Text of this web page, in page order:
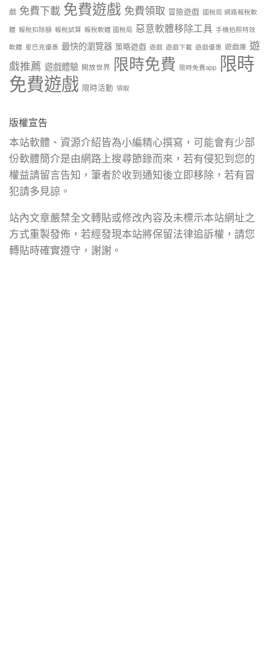
戲 免費下載 免費遊戲 免費領取 冒險遊戲 國稅局 網路報稅軟
體 報稅扣除額 報稅試算 報稅軟體 國稅局 惡意軟體移除工具 手機拍照特效
軟體 星巴克優惠 最快的瀏覽器 策略遊戲 遊戲 遊戲下載 遊戲優惠 遊戲庫 遊
戲推薦 遊戲體驗 開放世界 限時免費 限時免費app
限時
免費遊戲 限時活動 領取
版權宣告
本站軟體、資源介紹皆為小編精心撰寫，可能會有少部
份軟體簡介是由網路上搜尋節錄而來，若有侵犯到您的
權益請留言告知，筆者於收到通知後立即移除，若有冒
犯請多見諒。
站內文章嚴禁全文轉貼或修改內容及未標示本站網址之
方式重製發佈，若經發現本站將保留法律追訴權，請您
轉貼時確實遵守，謝謝。